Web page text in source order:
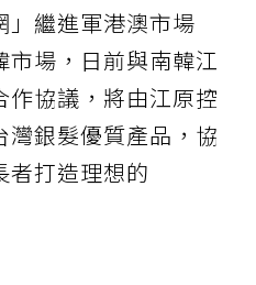
」繼進軍港澳市場
場，日前與南韓江
協議，將由江原控
銀髮優質產品，協
者打造理想的